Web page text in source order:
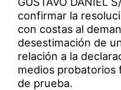
confirmar la
con costas al
desestimación de
relación a la
medios
de prueba.